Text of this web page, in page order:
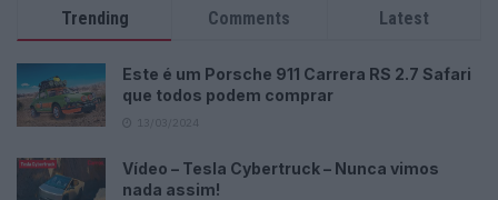
Trending Comments Latest
Este é um Porsche 911 Carrera RS 2.7 Safari
que todos podem comprar
Vídeo – Tesla Cybertruck – Nunca vimos
nada assim!